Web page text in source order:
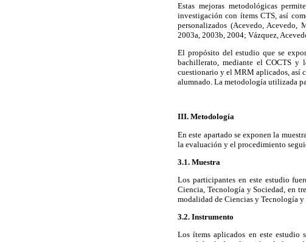
Estas mejoras metodológicas
investigación con ítems CTS, así
personalizados (Acevedo, Acevedo,
2003a, 2003b, 2004; Vázquez,
El propósito del estudio que se
bachillerato, mediante el COCTS y
cuestionario y el MRM aplicados, así
alumnado. La metodología utilizada
III. Metodología
En este apartado se exponen la
la evaluación y el procedimiento
3.1. Muestra
Los participantes en este estudio
Ciencia, Tecnología y Sociedad, en
modalidad de Ciencias y Tecnología y
3.2. Instrumento
Los ítems aplicados en este estudio